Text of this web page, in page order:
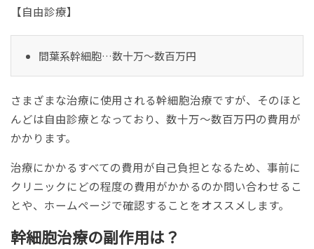
【自由診療】
間葉系幹細胞…数十万～数百万円
さまざまな治療に使用される幹細胞治療ですが、そのほと
んどは自由診療となっており、数十万～数百万円の費用が
かかります。
治療にかかるすべての費用が自己負担となるため、事前に
クリニックにどの程度の費用がかかるのか問い合わせるこ
とや、ホームページで確認することをオススメします。
幹細胞治療の副作用は？